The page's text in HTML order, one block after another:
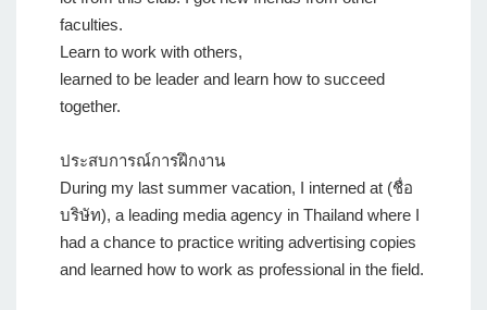
faculties.
Learn to work with others,
learned to be leader and learn how to succeed
together.
ประสบการณ์การฝึกงาน
During my last summer vacation, I interned at (ชื่อ
บริษัท), a leading media agency in Thailand where I
had a chance to practice writing advertising copies
and learned how to work as professional in the field.